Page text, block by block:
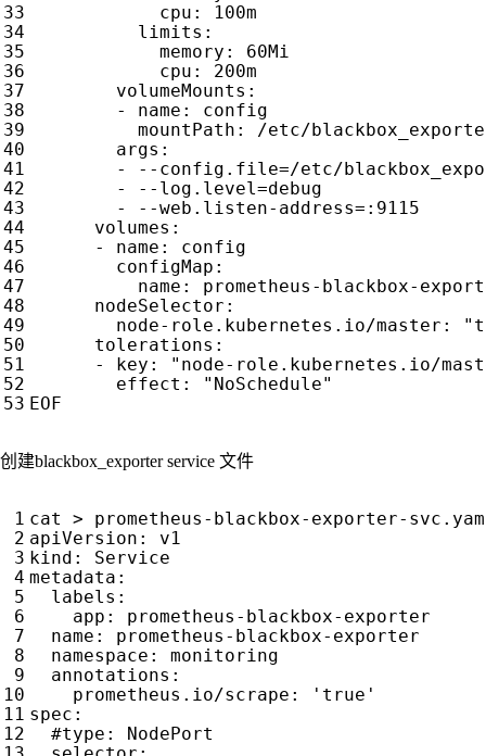
cpu :
100m
limits :
memory :
60Mi
cpu :
200m
volumeMounts :
- name :
config
mountPath :
/etc/
args :
- -- config.file=/etc/
- -- log.level=debug
- --web.listen-address=:9115
volumes :
- name :
config
configMap :
name :
prometheus-blackbox-
nodeSelector :
node-role.kubernetes.io/master :
tolerations :
- key :
"node-role.kubernetes.io/
effect :
"NoSchedule"
EOF
创建blackbox_exporter service 文件
cat > prometheus-blackbox-exporter-
apiVersion :
v1
kind :
Service
metadata :
labels :
app :
prometheus-blackbox-exporter
name :
prometheus-blackbox-exporter
namespace :
monitoring
annotations :
prometheus.io/scrape :
'true'
spec :
#type: NodePort